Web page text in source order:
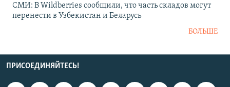
СМИ: В Wildberries сообщили, что часть складов могут
перенести в Узбекистан и Беларусь
БОЛЬШЕ
ПРИСОЕДИНЯЙТЕСЬ!